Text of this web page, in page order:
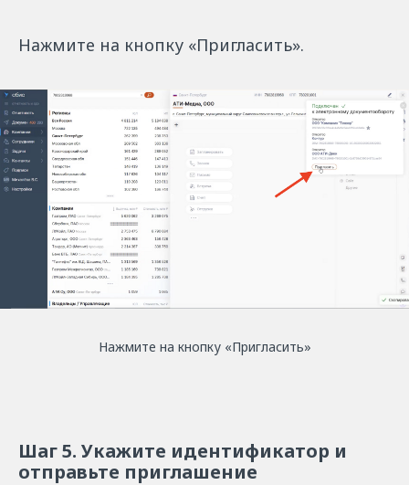
Нажмите на кнопку «Пригласить».
Нажмите на кнопку «Пригласить»
Шаг 5. Укажите идентификатор и
отправьте приглашение